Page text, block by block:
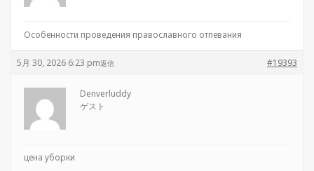
Особенности проведения православного отпевания
5月 30, 2026 6:23 pm #19393
返信
Denverluddy
ゲスト
цена уборки